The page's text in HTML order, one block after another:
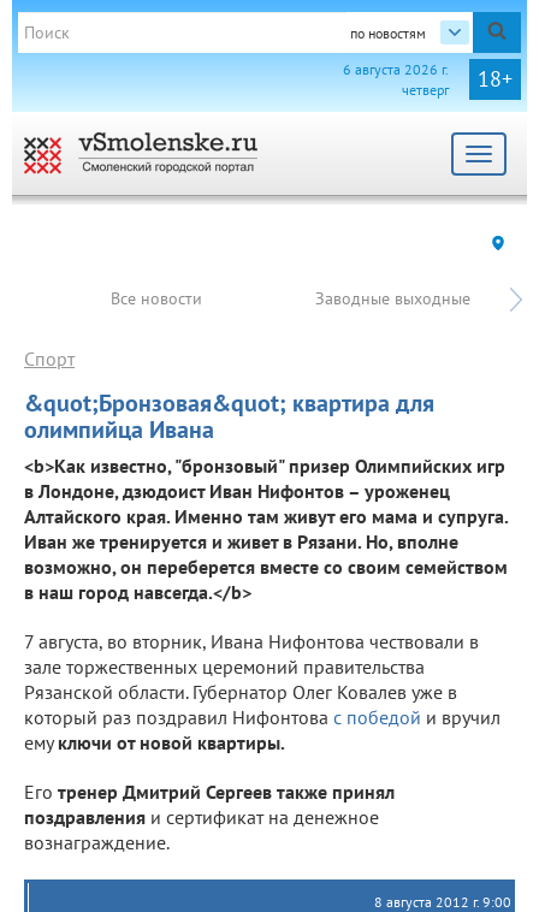
по новостям
18+
6 августа 2026 г.
четверг
Toggle
Все новости Заводные выходные
&quot;Бронзовая&quot; квартира для
олимпийца Ивана
Спорт
<b>Как известно, "бронзовый" призер Олимпийских игр
в Лондоне, дзюдоист Иван Нифонтов – уроженец
Алтайского края. Именно там живут его мама и супруга.
Иван же тренируется и живет в Рязани. Но, вполне
возможно, он переберется вместе со своим семейством
в наш город навсегда.</b>
7 августа, во вторник, Ивана Нифонтова чествовали в
зале торжественных церемоний правительства
Рязанской области. Губернатор Олег Ковалев уже в
который раз поздравил Нифонтова с победой и вручил
емуключи от новой квартиры.
Его тренер Дмитрий Сергеев также принял
поздравления и сертификат на денежное
вознаграждение.
8 августа 2012 г. 9:00